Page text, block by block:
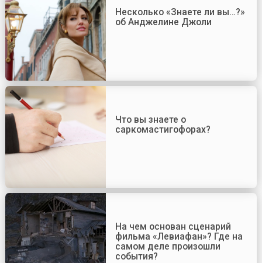
Несколько «Знаете ли вы…?»
об Анджелине Джоли
Что вы знаете о
саркомастигофорах?
На чем основан сценарий
фильма «Левиафан»? Где на
самом деле произошли
события?